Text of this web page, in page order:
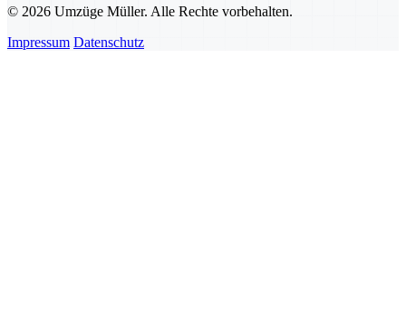
© 2026 Umzüge Müller. Alle Rechte vorbehalten.
Impressum Datenschutz